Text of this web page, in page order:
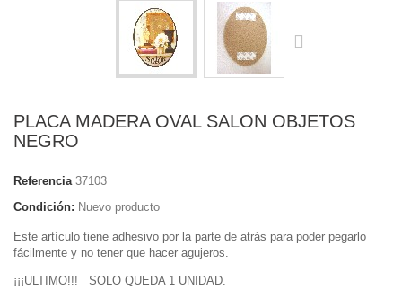
PLACA MADERA OVAL SALON OBJETOS
NEGRO
Referencia 37103
Condición: Nuevo producto
Este artículo tiene adhesivo por la parte de atrás para poder pegarlo
fácilmente y no tener que hacer agujeros.
¡¡¡ULTIMO!!! SOLO QUEDA 1 UNIDAD.